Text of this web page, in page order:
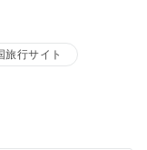
旅行サイト